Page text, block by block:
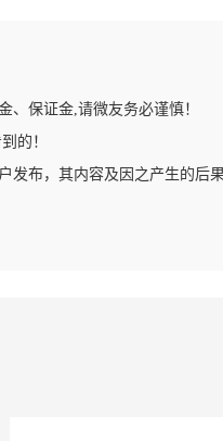
、保证金,请微友务必谨慎！
的！
发布，其内容及因之产生的后